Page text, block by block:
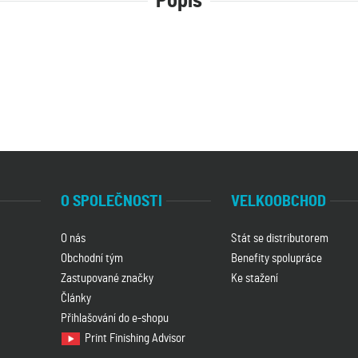
O SPOLEČNOSTI
O nás
Obchodní tým
Zastupované značky
Články
Přihlašování do e-shopu
Print Finishing Advisor
VELKOOBCHOD
Stát se distributorem
Benefity spolupráce
Ke stažení